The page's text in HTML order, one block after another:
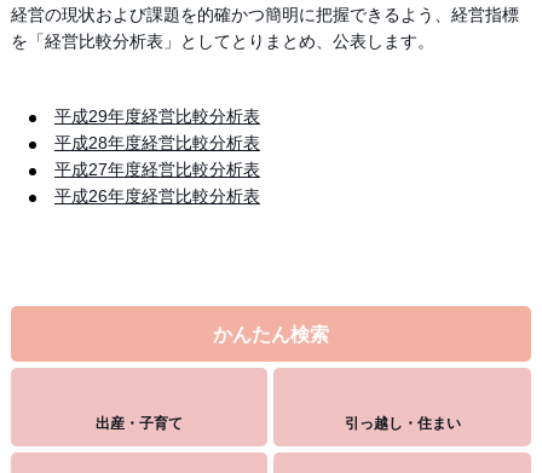
経営の現状および課題を的確かつ簡明に把握できるよう、経営指標
を「経営比較分析表」としてとりまとめ、公表します。
平成29年度経営比較分析表
平成28年度経営比較分析表
平成27年度経営比較分析表
平成26年度経営比較分析表
かんたん検索
出産・子育て 引っ越し・住まい